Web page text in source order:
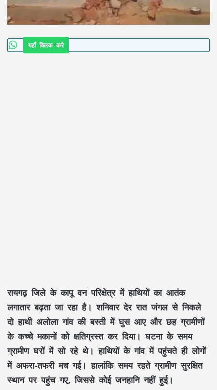
यहाँ क्लिक करे
रायगढ़ जिले के कापू वन परिक्षेत्र में हाथियों का आतंक
लगातार बढ़ता जा रहा है। शनिवार देर रात जंगल से निकले
दो हाथी अलोला गांव की बस्ती में घुस आए और छह ग्रामीणों
के कच्चे मकानों को क्षतिग्रस्त कर दिया। घटना के समय
ग्रामीण घरों में सो रहे थे। हाथियों के गांव में पहुंचते ही लोगों
में अफरा-तफरी मच गई। हालांकि समय रहते ग्रामीण सुरक्षित
स्थान पर पहुंच गए, जिससे कोई जनहानि नहीं हुई।